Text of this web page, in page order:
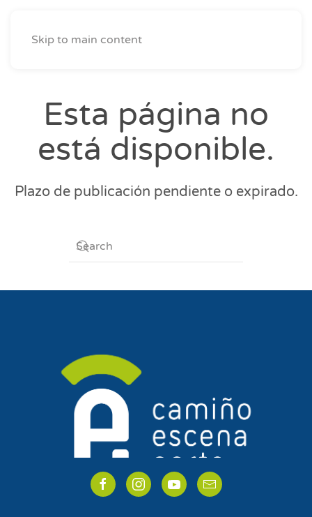
Skip to main content
Esta página no
está disponible.
Plazo de publicación pendiente o expirado.